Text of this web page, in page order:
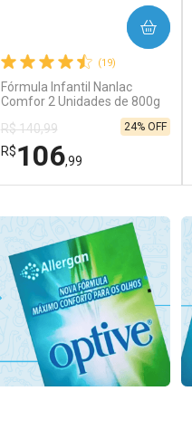
(19)
Fórmula Infantil Nanlac
Comfor 2 Unidades de 800g
R$ 140,99
R$106,99
24% OFF
COMPRAR
Laboratório
Por Menos